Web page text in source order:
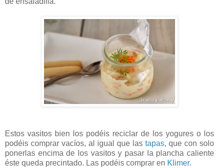
Estos vasitos bien los podéis reciclar de los yogures o los
podéis comprar vacíos, al igual que las tapas, que con solo
ponerlas encima de los vasitos y pasar la plancha caliente
éste queda precintado. Las podéis comprar en Klimer.